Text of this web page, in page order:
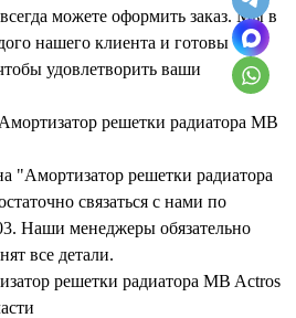
можете оформить заказ. Мы в
нашего клиента и готовы
удовлетворить ваши
решетки радиатора MB
"Амортизатор решетки радиатора
связаться с нами по
Наши менеджеры обязательно
все детали.
решетки радиатора MB Actros